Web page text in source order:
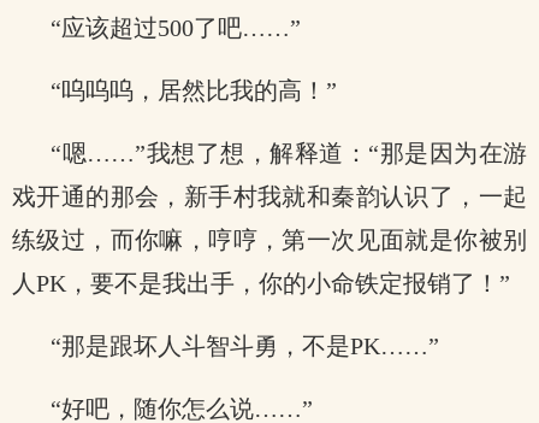
“应该超过500了吧……”
“呜呜呜，居然比我的高！”
“嗯……”我想了想，解释道：“那是因为在游
戏开通的那会，新手村我就和秦韵认识了，一起
练级过，而你嘛，哼哼，第一次见面就是你被别
人PK，要不是我出手，你的小命铁定报销了！”
“那是跟坏人斗智斗勇，不是PK……”
“好吧，随你怎么说……”